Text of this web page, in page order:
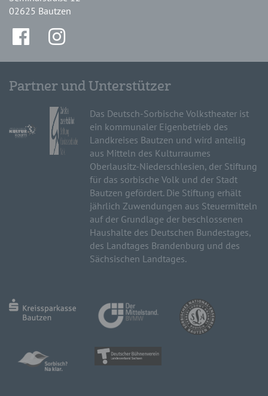
02625 Bautzen
Partner und Unterstützer
Das Deutsch-Sorbische Volkstheater ist
ein kommunaler Eigenbetrieb des
Landkreises Bautzen und wird anteilig
aus Mitteln des Kulturraumes
Oberlausitz-Niederschlesien, der Stiftung
für das sorbische Volk und der Stadt
Bautzen gefördert. Die Stiftung erhält
jährlich Zuwendungen aus Steuermitteln
auf der Grundlage der beschlossenen
Haushalte des Deutschen Bundestages,
des Landtages Brandenburg und des
Sächsischen Landtages.